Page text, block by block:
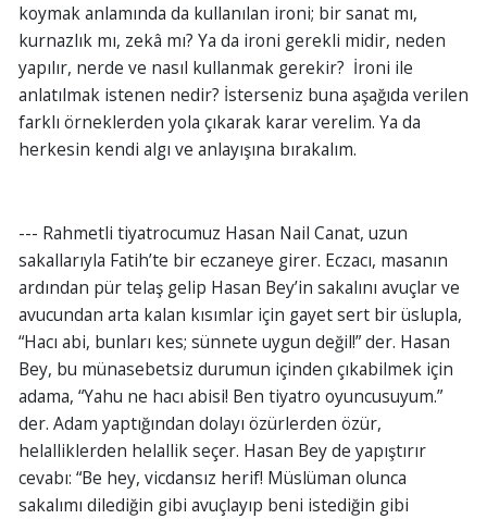
koymak anlamında da kullanılan ironi; bir sanat mı,
kurnazlık mı, zekâ mı? Ya da ironi gerekli midir, neden
yapılır, nerde ve nasıl kullanmak gerekir? İroni ile
anlatılmak istenen nedir? İsterseniz buna aşağıda verilen
farklı örneklerden yola çıkarak karar verelim. Ya da
herkesin kendi algı ve anlayışına bırakalım.
--- Rahmetli tiyatrocumuz Hasan Nail Canat, uzun
sakallarıyla Fatih’te bir eczaneye girer. Eczacı, masanın
ardından pür telaş gelip Hasan Bey’in sakalını avuçlar ve
avucundan arta kalan kısımlar için gayet sert bir üslupla,
“Hacı abi, bunları kes; sünnete uygun değil!” der. Hasan
Bey, bu münasebetsiz durumun içinden çıkabilmek için
adama, “Yahu ne hacı abisi! Ben tiyatro oyuncusuyum.”
der. Adam yaptığından dolayı özürlerden özür,
helalliklerden helallik seçer. Hasan Bey de yapıştırır
cevabı: “Be hey, vicdansız herif! Müslüman olunca
sakalımı dilediğin gibi avuçlayıp beni istediğin gibi